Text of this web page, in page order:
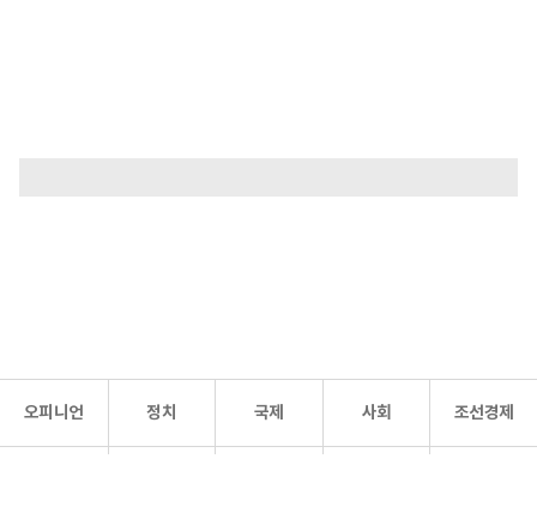
오피니언 정치 국제 사회 조선경제